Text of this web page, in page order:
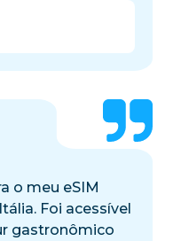
o meu eSIM
Foi acessível
gastronômico